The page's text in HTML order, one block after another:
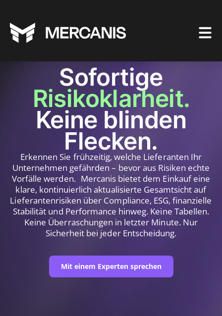
Sofortige
Risikoklarheit.
Keine blinden
Flecken.
Erkennen Sie frühzeitig, welche Lieferanten Ihr
Unternehmen gefährden – bevor aus Risiken echte
Vorfälle werden. Mercanis bietet dem Einkauf eine
klare, kontinuierlich aktualisierte Gesamtsicht auf
Lieferantenrisiken über Compliance, ESG, finanzielle
Stabilität und Performance hinweg. Keine Tabellen.
Keine Überraschungen in letzter Minute. Nur
Sicherheit bei jeder Entscheidung.
Mit einem Experten sprechen